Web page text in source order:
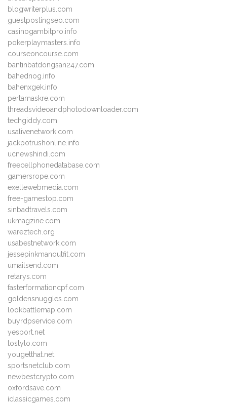
blogwriterplus.com
guestpostingseo.com
casinogambitpro.info
pokerplaymasters.info
courseoncourse.com
bantinbatdongsan247.com
bahednog.info
bahenxgek.info
pertamaskre.com
threadsvideoandphotodownloader.com
techgiddy.com
usalivenetwork.com
jackpotrushonline.info
ucnewshindi.com
freecellphonedatabase.com
gamersrope.com
exellewebmedia.com
free-gamestop.com
sinbadtravels.com
ukmagzine.com
wareztech.org
usabestnetwork.com
jessepinkmanoutfit.com
umailsend.com
retarys.com
fasterformationcpf.com
goldensnuggles.com
lookbattlemap.com
buyrdpservice.com
yesport.net
tostylo.com
yougetthat.net
sportsnetclub.com
newbestcrypto.com
oxfordsave.com
iclassicgames.com